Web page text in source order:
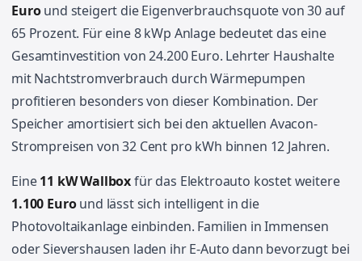
Euround steigert die Eigenverbrauchsquote von 30 auf
65 Prozent. Für eine 8 kWp Anlage bedeutet das eine
Gesamtinvestition von 24.200 Euro. Lehrter Haushalte
mit Nachtstromverbrauch durch Wärmepumpen
profitieren besonders von dieser Kombination. Der
Speicher amortisiert sich bei den aktuellen Avacon-
Strompreisen von 32 Cent pro kWh binnen 12 Jahren.
Eine11 kW Wallboxfür das Elektroauto kostet weitere
1.100 Euround lässt sich intelligent in die
Photovoltaikanlage einbinden. Familien in Immensen
oder Sievershausen laden ihr E-Auto dann bevorzugt bei